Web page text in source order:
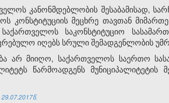
კანონმდებლობის შესაბამისად,
კონსტიტუციის მეცხრე თავთან
საკონსტიტუციო
იღებს სრული შემადგენლობის
არ მიიღო, საქართველოს საერთო
წარმოადგენს მუნიციპალიტეტის